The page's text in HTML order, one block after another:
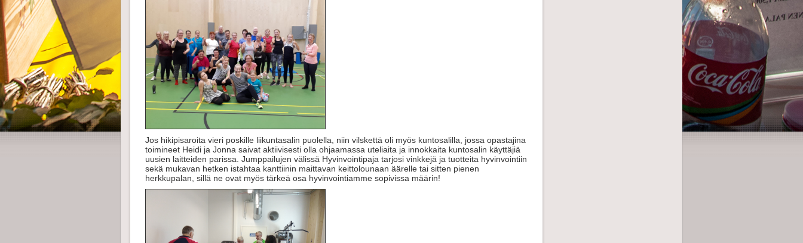
Jos hikipisaroita vieri poskille liikuntasalin puolella, niin vilskettä oli myös kuntosalilla, jossa opastajina
toimineet Heidi ja Jonna saivat aktiivisesti olla ohjaamassa uteliaita ja innokkaita kuntosalin käyttäjiä
uusien laitteiden parissa. Jumppailujen välissä Hyvinvointipaja tarjosi vinkkejä ja tuotteita hyvinvointiin
sekä mukavan hetken istahtaa kanttiinin maittavan keittolounaan äärelle tai sitten pienen
herkkupalan, sillä ne ovat myös tärkeä osa hyvinvointiamme sopivissa määrin!